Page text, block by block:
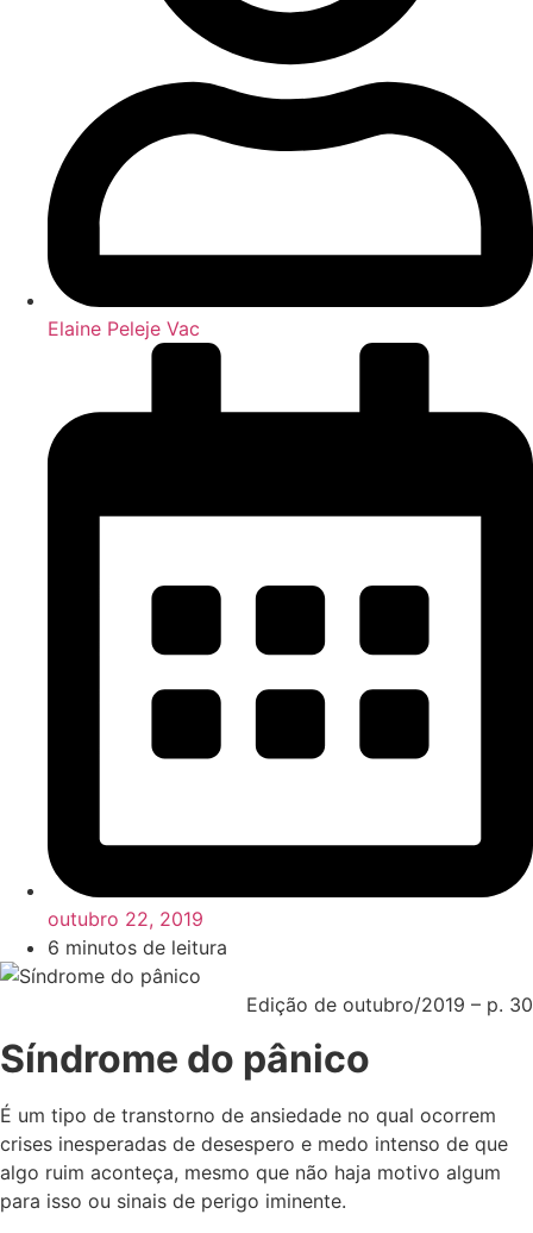
Elaine Peleje Vac
outubro 22, 2019
6 minutos de leitura
Edição de outubro/2019 – p. 30
Síndrome do pânico
É um tipo de transtorno de ansiedade no qual ocorrem
crises inesperadas de desespero e medo intenso de que
algo ruim aconteça, mesmo que não haja motivo algum
para isso ou sinais de perigo iminente.